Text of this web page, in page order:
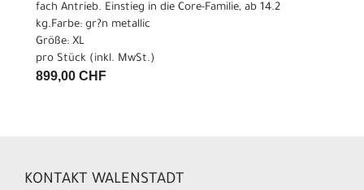
fach Antrieb. Einstieg in die Core-Familie, ab 14.2
kg.Farbe: gr?n metallic
Größe: XL
pro Stück (inkl. MwSt.)
899,00 CHF
KONTAKT WALENSTADT